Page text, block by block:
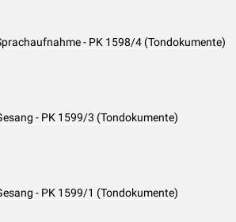
- PK 1598/4 (Tondokumente)
- PK 1599/3 (Tondokumente)
- PK 1599/1 (Tondokumente)